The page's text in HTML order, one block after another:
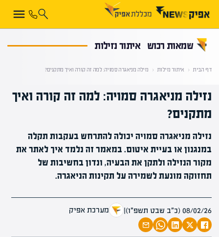
שמאות רכוש איתור נזילות
דף הבית ‹ איתור נזילות ‹ נזילה מניאגרה סמויה: למה זה קורה ואיך מתקנים?
נזילה מניאגרה סמויה: למה זה קורה ואיך
מתקנים?
נזילה מניאגרה סמויה יכולה להתרחש בעקבות תקלה
במנגנון או בעיית איטום. במאמר זה נלמד איך לאתר את
מקור הנזילה ולתקן את הבעיה, ונדון בחשיבות של
תחזוקה מונעת לשמירה על תקינות הניאגרה.
08/02/26 (כ״ב שבט תשפ״ו) | מערכת אפיק